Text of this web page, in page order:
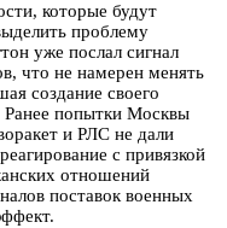
которые будут
проблему
уже послал сигнал
что не намерен менять
создание своего
Ранее попытки Москвы
и РЛС не дали
с привязкой
отношений
поставок военных